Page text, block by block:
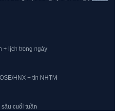
+ lịch trong ngày
HNX + tin NHTM
cuối tuần